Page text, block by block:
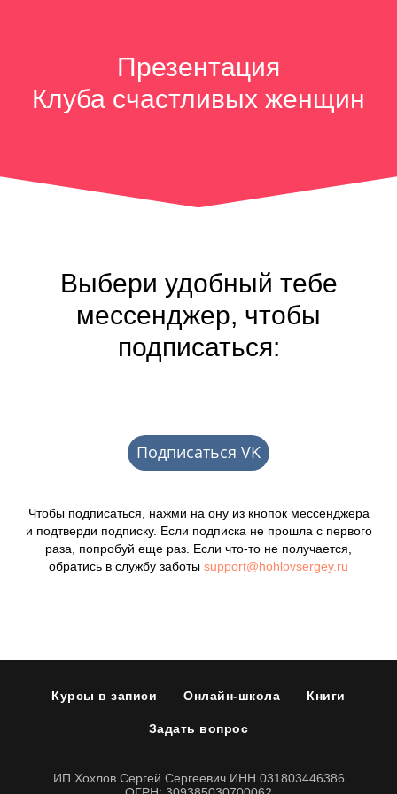
Презентация
Клуба счастливых женщин
Выбери удобный тебе
мессенджер, чтобы
подписаться:
Подписаться VK
Чтобы подписаться, нажми на ону из кнопок мессенджера
и подтверди подписку. Если подписка не прошла с первого
раза, попробуй еще раз. Если что-то не получается,
обратись в службу заботы support@hohlovsergey.ru
Курсы в записи Онлайн-школа Книги
Задать вопрос
ИП Хохлов Сергей Сергеевич ИНН 031803446386